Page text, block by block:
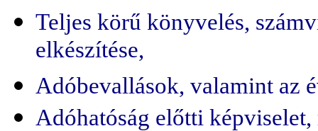
Teljes körű könyvelés,
elkészítése,
Adóbevallások, valamint az
Adóhatóság előtti